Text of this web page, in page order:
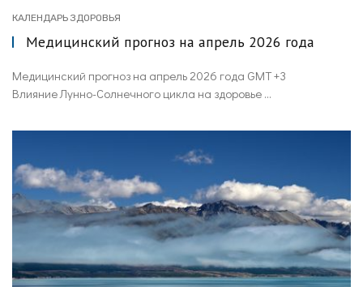
КАЛЕНДАРЬ ЗДОРОВЬЯ
Медицинский прогноз на апрель 2026 года
Медицинский прогноз на апрель 2026 года GMT +3
Влияние Лунно-Солнечного цикла на здоровье ...